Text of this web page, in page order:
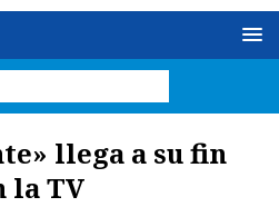
llega a su fin
la TV